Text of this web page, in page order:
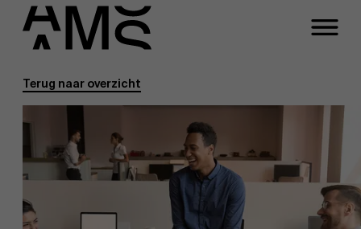
Programma's
Full-time programma's
Faculty
Terug naar overzicht